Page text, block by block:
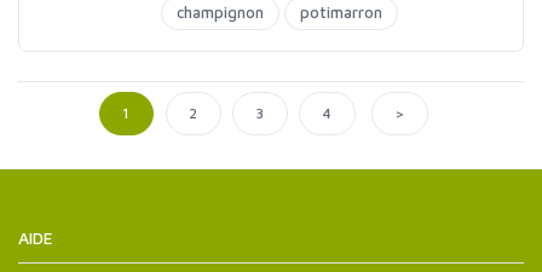
champignon
potimarron
1 2 3 4 >
AIDE